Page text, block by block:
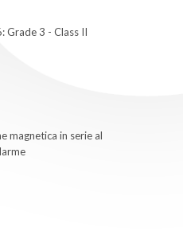
Grade 3 - Class II
magnetica in serie al